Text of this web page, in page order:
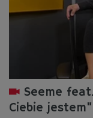
Seeme
Ciebie jestem"